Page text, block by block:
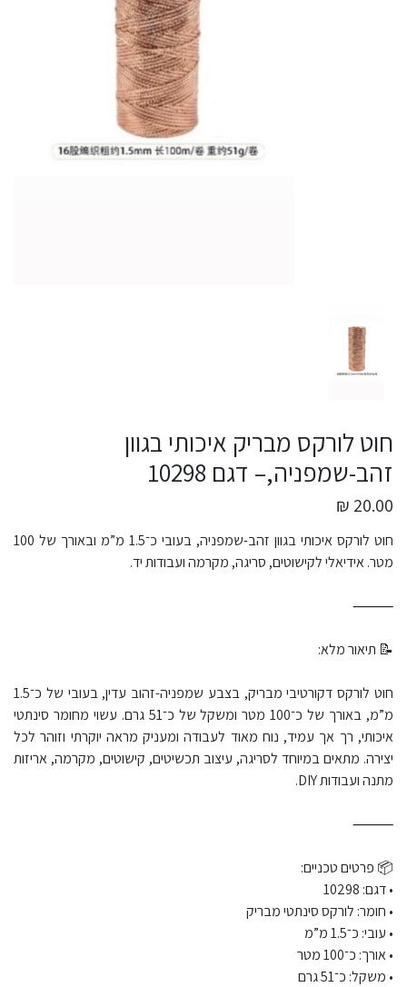
חוט לורקס מבריק איכותי בגוון
זהב-שמפניה,– דגם 10298
20.00 ₪
חוט לורקס איכותי בגוון זהב-שמפניה, בעובי כ־1.5 מ”מ ובאורך של 100
מטר. אידיאלי לקישוטים, סריגה, מקרמה ועבודות יד.
⸻
📝 תיאור מלא:
חוט לורקס דקורטיבי מבריק, בצבע שמפניה-זהוב עדין, בעובי של כ־1.5
מ”מ, באורך של כ־100 מטר ומשקל של כ־51 גרם. עשוי מחומר סינתטי
איכותי, רך אך עמיד, נוח מאוד לעבודה ומעניק מראה יוקרתי וזוהר לכל
יצירה. מתאים במיוחד לסריגה, עיצוב תכשיטים, קישוטים, מקרמה, אריזות
מתנה ועבודות DIY.
⸻
📦 פרטים טכניים:
• דגם: 10298
• חומר: לורקס סינתטי מבריק
• עובי: כ־1.5 מ”מ
• אורך: כ־100 מטר
• משקל: כ־51 גרם